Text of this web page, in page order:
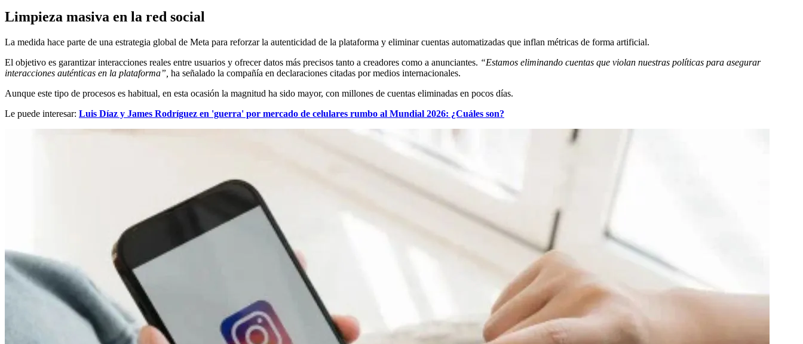
Limpieza masiva en la red social
La medida hace parte de una estrategia global de Meta para reforzar la autenticidad de la plataforma y eliminar cuentas automatizadas que inflan métricas de forma artificial.
El objetivo es garantizar interacciones reales entre usuarios y ofrecer datos más precisos tanto a creadores como a anunciantes. “Estamos eliminando cuentas que violan nuestras políticas para asegurar
interacciones auténticas en la plataforma”, ha señalado la compañía en declaraciones citadas por medios internacionales.
Aunque este tipo de procesos es habitual, en esta ocasión la magnitud ha sido mayor, con millones de cuentas eliminadas en pocos días.
Le puede interesar: Luis Díaz y James Rodríguez en 'guerra' por mercado de celulares rumbo al Mundial 2026: ¿Cuáles son?